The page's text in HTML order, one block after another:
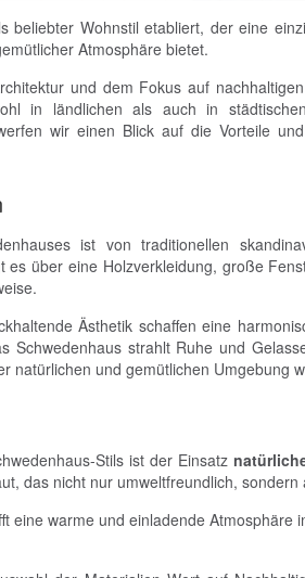
beliebter Wohnstil etabliert, der eine
Atmosphäre bietet.
und dem Fokus auf
in ländlichen als auch in
wir einen Blick auf die Vorteile
ist von traditionellen
es über eine Holzverkleidung, große
Ästhetik schaffen eine
Schwedenhaus strahlt Ruhe und
natürlichen und gemütlichen Umgebung
Stils ist der Einsatz
das nicht nur umweltfreundlich, sondern
eine warme und einladende Atmosphäre